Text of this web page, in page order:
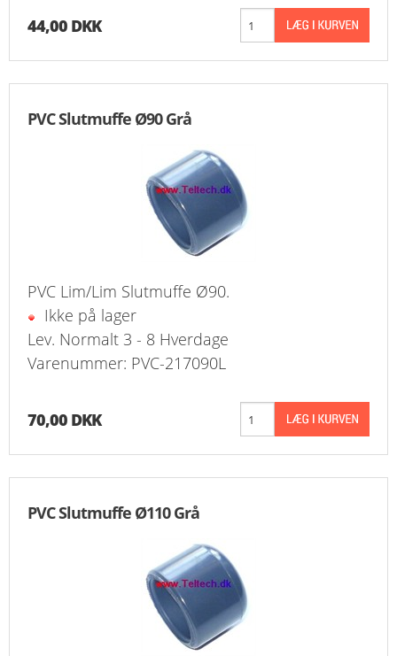
44,00 DKK
PVC Slutmuffe Ø90 Grå
PVC Lim/Lim Slutmuffe Ø90.
Ikke på lager
Lev. Normalt 3 - 8 Hverdage
Varenummer: PVC-217090L
70,00 DKK
PVC Slutmuffe Ø110 Grå